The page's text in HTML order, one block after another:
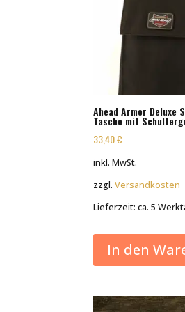
Ahead Armor Deluxe
Tasche mit
33,40€
inkl. MwSt.
zzgl.Versandkosten
Lieferzeit:ca. 5
In den